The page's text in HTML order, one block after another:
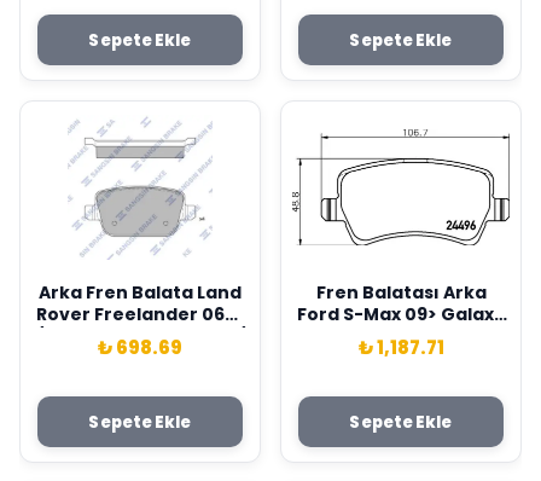
X540 17> Purflux
LR071942-T2H8107
Sepete Ekle
E-Pace X540 F-Pace
X761 Xe X760 Xf Iı X260
Purflux LR073669-
JDE37128
Sepete Ekle
Arka Fren Balata Land
Rover Freelander 06->
/ Ford Mondeo Iv 07-> /
Focus Iı. Galaxy Iı. S-
Xc70 07-> Sangsın
1477803-1459408-
1439867
₺ 698.69
Sepete Ekle
Fren Balatası Arka
Ford S-Max 09> Galaxy
3 06> . Volvo S60 10>
S80 06> V60 V70 06>
Land Rover Freelander
Iı L359 Range Rover
Evoque L538 Sangsın
6G912M008FD-
₺ 1,187.71
Sepete Ekle